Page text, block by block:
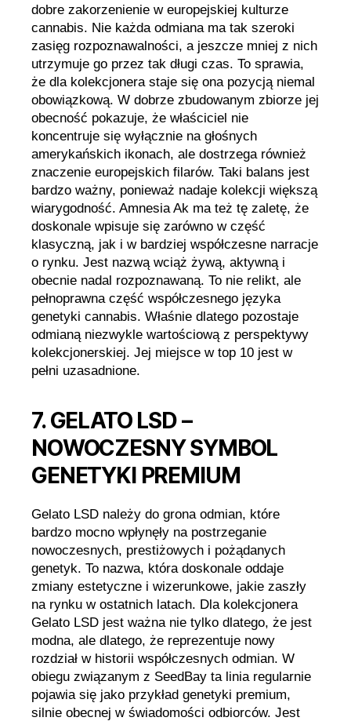
dobre zakorzenienie w europejskiej kulturze
cannabis. Nie każda odmiana ma tak szeroki
zasięg rozpoznawalności, a jeszcze mniej z nich
utrzymuje go przez tak długi czas. To sprawia,
że dla kolekcjonera staje się ona pozycją niemal
obowiązkową. W dobrze zbudowanym zbiorze jej
obecność pokazuje, że właściciel nie
koncentruje się wyłącznie na głośnych
amerykańskich ikonach, ale dostrzega również
znaczenie europejskich filarów. Taki balans jest
bardzo ważny, ponieważ nadaje kolekcji większą
wiarygodność. Amnesia Ak ma też tę zaletę, że
doskonale wpisuje się zarówno w część
klasyczną, jak i w bardziej współczesne narracje
o rynku. Jest nazwą wciąż żywą, aktywną i
obecnie nadal rozpoznawaną. To nie relikt, ale
pełnoprawna część współczesnego języka
genetyki cannabis. Właśnie dlatego pozostaje
odmianą niezwykle wartościową z perspektywy
kolekcjonerskiej. Jej miejsce w top 10 jest w
pełni uzasadnione.
7. GELATO LSD –
NOWOCZESNY SYMBOL
GENETYKI PREMIUM
Gelato LSD należy do grona odmian, które
bardzo mocno wpłynęły na postrzeganie
nowoczesnych, prestiżowych i pożądanych
genetyk. To nazwa, która doskonale oddaje
zmiany estetyczne i wizerunkowe, jakie zaszły
na rynku w ostatnich latach. Dla kolekcjonera
Gelato LSD jest ważna nie tylko dlatego, że jest
modna, ale dlatego, że reprezentuje nowy
rozdział w historii współczesnych odmian. W
obiegu związanym z SeedBay ta linia regularnie
pojawia się jako przykład genetyki premium,
silnie obecnej w świadomości odbiorców. Jest